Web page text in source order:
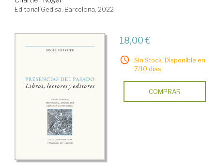
Editorial Gedisa. Barcelona, 2022
18,00 €
Sin Stock. Disponible en
7/10 días.
COMPRAR